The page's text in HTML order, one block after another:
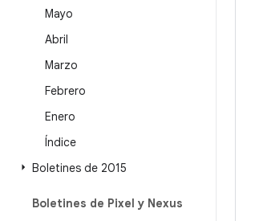
Mayo
Abril
Marzo
Febrero
Enero
Índice
Boletines de 2015
Boletines de Pixel y Nexus